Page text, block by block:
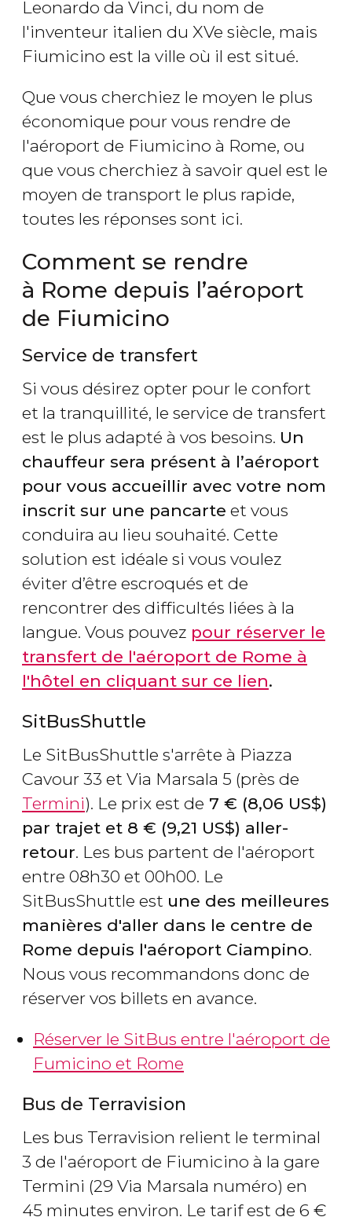
Leonardo da Vinci, du nom de
l'inventeur italien du XVe siècle, mais
Fiumicino est la ville où il est situé.
Que vous cherchiez le moyen le plus
économique pour vous rendre de
l'aéroport de Fiumicino à Rome, ou
que vous cherchiez à savoir quel est le
moyen de transport le plus rapide,
toutes les réponses sont ici.
Comment se rendre
à Rome depuis l’aéroport
de Fiumicino
Service de transfert
Si vous désirez opter pour le confort
et la tranquillité, le service de transfert
est le plus adapté à vos besoins. Un
chauffeur sera présent à l’aéroport
pour vous accueillir avec votre nom
inscrit sur une pancarte et vous
conduira au lieu souhaité. Cette
solution est idéale si vous voulez
éviter d’être escroqués et de
rencontrer des difficultés liées à la
langue. Vous pouvez pour réserver le
transfert de l'aéroport de Rome à
l'hôtel en cliquant sur ce lien.
SitBusShuttle
Le SitBusShuttle s'arrête à Piazza
Cavour 33 et Via Marsala 5 (près de
Termini). Le prix est de 7 € (8,06 US$)
par trajet et 8 € (9,21 US$) aller-
retour. Les bus partent de l'aéroport
entre 08h30 et 00h00. Le
SitBusShuttle est une des meilleures
manières d'aller dans le centre de
Rome depuis l'aéroport Ciampino.
Nous vous recommandons donc de
réserver vos billets en avance.
Réserver le SitBus entre l'aéroport de
Fumicino et Rome
Bus de Terravision
Les bus Terravision relient le terminal
3 de l'aéroport de Fiumicino à la gare
Termini (29 Via Marsala numéro) en
45 minutes environ. Le tarif est de 6 €